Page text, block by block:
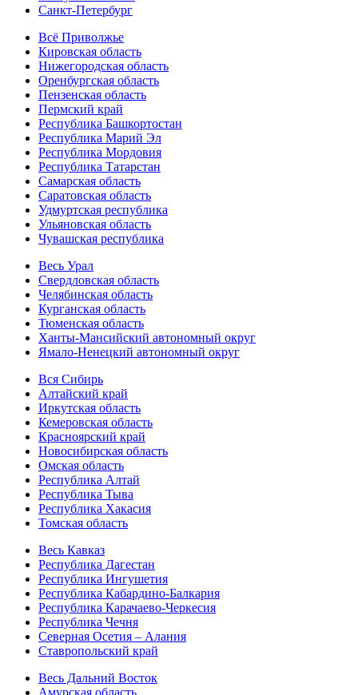
Санкт-Петербург
Всё Приволжье
Кировская область
Нижегородская область
Оренбургская область
Пензенская область
Пермский край
Республика Башкортостан
Республика Марий Эл
Республика Мордовия
Республика Татарстан
Самарская область
Саратовская область
Удмуртская республика
Ульяновская область
Чувашская республика
Весь Урал
Свердловская область
Челябинская область
Курганская область
Тюменская область
Ханты-Мансийский автономный округ
Ямало-Ненецкий автономный округ
Вся Сибирь
Алтайский край
Иркутская область
Кемеровская область
Красноярский край
Новосибирская область
Омская область
Республика Алтай
Республика Тыва
Республика Хакасия
Томская область
Весь Кавказ
Республика Дагестан
Республика Ингушетия
Республика Кабардино-Балкария
Республика Карачаево-Черкесия
Республика Чечня
Северная Осетия – Алания
Ставропольский край
Весь Дальний Восток
Амурская область